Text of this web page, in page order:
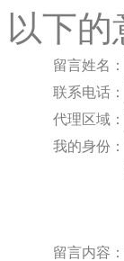
以下
留言姓名：
联系电话：
代理区域：
我的身份：
留言内容：